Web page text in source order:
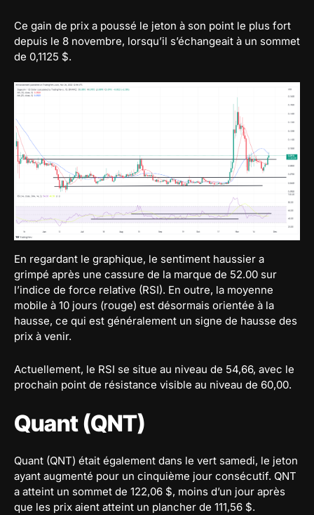
Ce gain de prix a poussé le jeton à son point le plus fort
depuis le 8 novembre, lorsqu’il s’échangeait à un sommet
de 0,1125 $.
En regardant le graphique, le sentiment haussier a
grimpé après une cassure de la marque de 52.00 sur
l’indice de force relative (RSI). En outre, la moyenne
mobile à 10 jours (rouge) est désormais orientée à la
hausse, ce qui est généralement un signe de hausse des
prix à venir.
Actuellement, le RSI se situe au niveau de 54,66, avec le
prochain point de résistance visible au niveau de 60,00.
Quant (QNT)
Quant (QNT) était également dans le vert samedi, le jeton
ayant augmenté pour un cinquième jour consécutif. QNT
a atteint un sommet de 122,06 $, moins d’un jour après
que les prix aient atteint un plancher de 111,56 $.